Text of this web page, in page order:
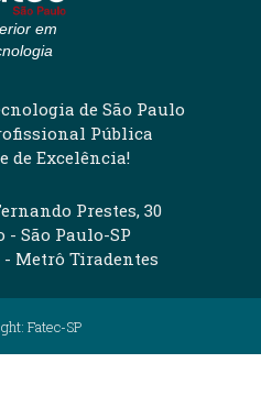
em
de São Paulo
Pública
de Excelência!
Prestes, 30
- São Paulo-SP
- Metrô Tiradentes
Fatec-SP